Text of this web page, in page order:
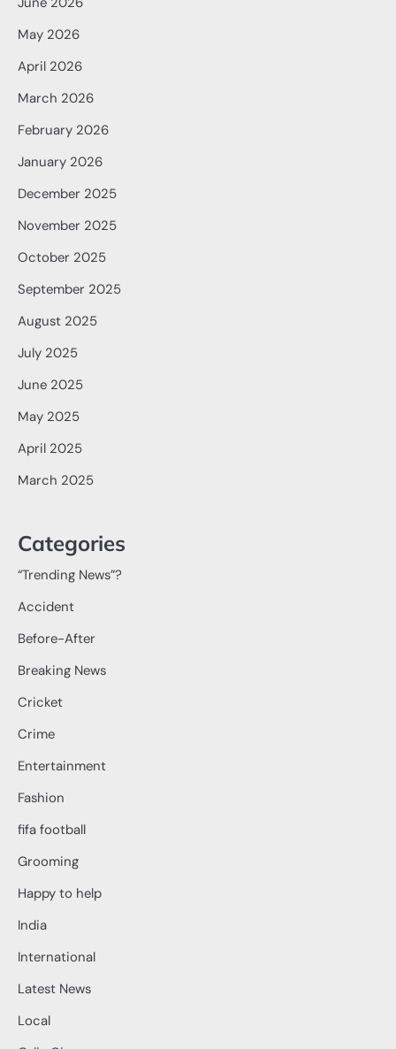
May 2026
April 2026
March 2026
February 2026
January 2026
December 2025
November 2025
October 2025
September 2025
August 2025
July 2025
June 2025
May 2025
April 2025
March 2025
Categories
“Trending News”?
Accident
Before-After
Breaking News
Cricket
Crime
Entertainment
Fashion
fifa football
Grooming
Happy to help
India
International
Latest News
Local